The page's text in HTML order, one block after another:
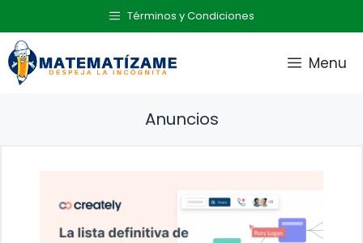
al
contenido
Términos y Condiciones
Menu
Anuncios